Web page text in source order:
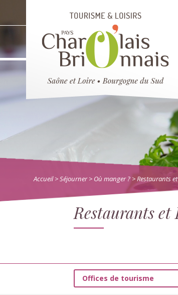
Accueil> Séjourner> Où manger ? > Restaurants
Restaurants
Offices de tourisme